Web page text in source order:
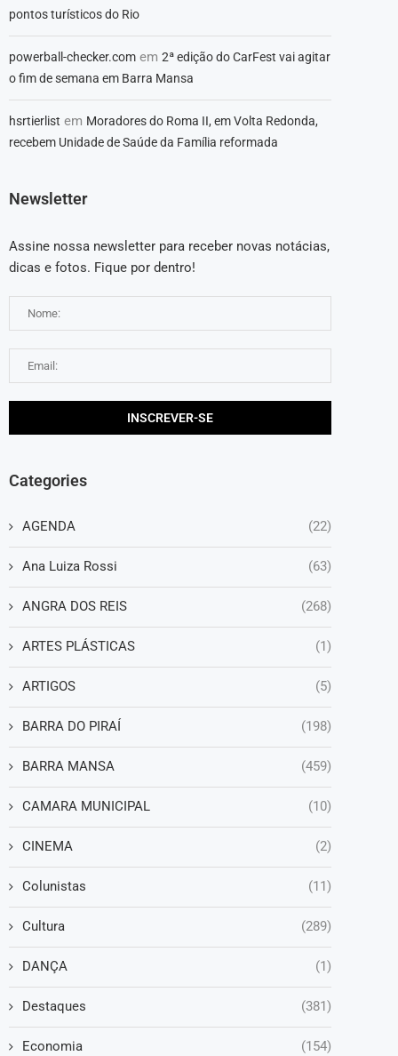
pontos turísticos do Rio
powerball-checker.com em 2ª edição do CarFest vai agitar
o fim de semana em Barra Mansa
hsrtierlist em Moradores do Roma II, em Volta Redonda,
recebem Unidade de Saúde da Família reformada
Newsletter
Assine nossa newsletter para receber novas notácias,
dicas e fotos. Fique por dentro!
Categories
AGENDA (22)
Ana Luiza Rossi (63)
ANGRA DOS REIS (268)
ARTES PLÁSTICAS (1)
ARTIGOS (5)
BARRA DO PIRAÍ (198)
BARRA MANSA (459)
CAMARA MUNICIPAL (10)
CINEMA (2)
Colunistas (11)
Cultura (289)
DANÇA (1)
Destaques (381)
Economia (154)